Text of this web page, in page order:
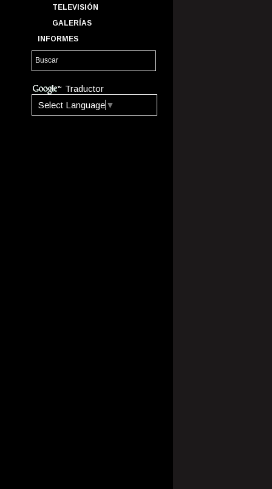
TELEVISIÓN
GALERÍAS
INFORMES
Traductor
Select Language ▼